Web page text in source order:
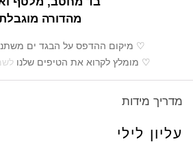
מהדורה
♡ מיקום ההדפס על הבגד ים
♡ מומלץ לקרוא את הטיפים שלנו
מדריך מידות
עליון לילי